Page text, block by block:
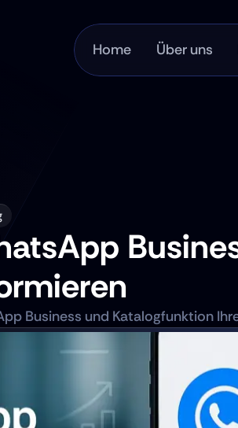
Home Über uns
Business und Katalogfunktion